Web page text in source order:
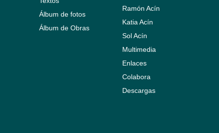
Álbum de fotos
Álbum de Obras
Ramón Acín
Katia Acín
Sol Acín
Multimedia
Enlaces
Colabora
Descargas